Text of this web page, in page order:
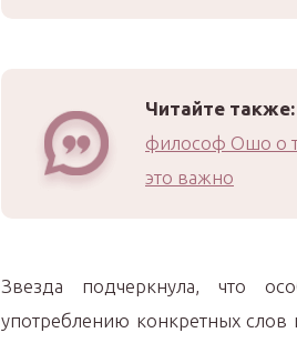
Читайте также:
философ Ошо о
это важно
Звезда подчеркнула, что
употреблению конкретных